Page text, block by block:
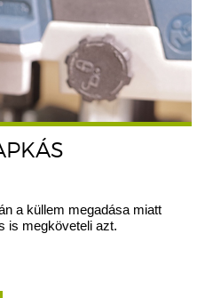
a küllem megadása miatt
is megköveteli azt.